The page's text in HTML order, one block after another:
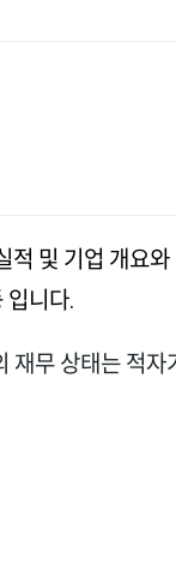
및 기업 개요
입니다.
재무 상태는 적